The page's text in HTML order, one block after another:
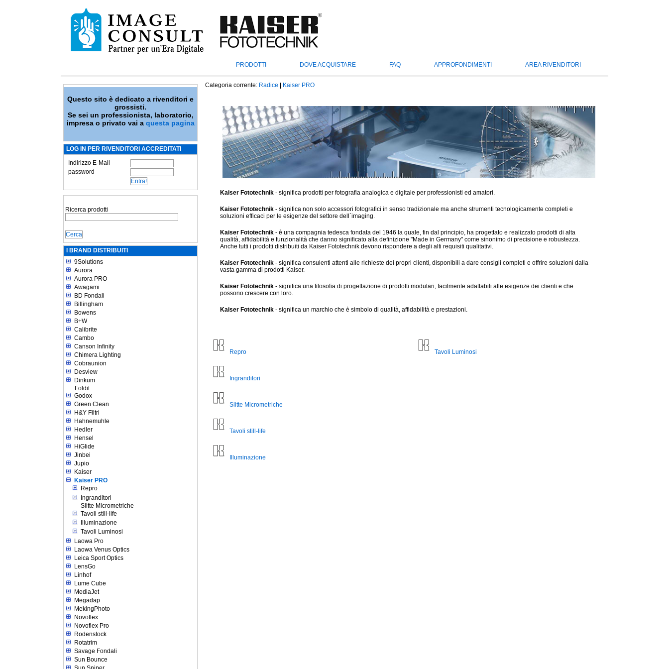
PRODOTTI DOVE ACQUISTARE FAQ APPROFONDIMENTI AREA RIVENDITORI
Questo sito è dedicato a rivenditori e
grossisti.
Se sei un professionista, laboratorio,
impresa o privato vai a questa pagina
LOG IN PER RIVENDITORI ACCREDITATI
Indirizzo E-Mail
password
Ricerca prodotti
I BRAND DISTRIBUITI
9Solutions
Aurora
Aurora PRO
Awagami
BD Fondali
Billingham
Bowens
B+W
Calibrite
Cambo
Canson Infinity
Chimera Lighting
Cobraunion
Desview
Dinkum
Foldit
Godox
Green Clean
H&Y Filtri
Hahnemuhle
Hedler
Hensel
HiGlide
Jinbei
Jupio
Kaiser
Kaiser PRO
Repro
Ingranditori
Slitte Micrometriche
Tavoli still-life
Illuminazione
Tavoli Luminosi
Laowa Pro
Laowa Venus Optics
Leica Sport Optics
LensGo
Linhof
Lume Cube
MediaJet
Megadap
MekingPhoto
Novoflex
Novoflex Pro
Rodenstock
Rotatrim
Savage Fondali
Sun Bounce
Categoria corrente: Radice Kaiser PRO
Kaiser Fototechnik - significa prodotti per fotografia analogica e digitale per professionisti ed amatori.
Kaiser Fototechnik - significa non solo accessori fotografici in senso tradizionale ma anche strumenti tecnologicamente completi e
soluzioni efficaci per le esigenze del settore dell`imaging.
Kaiser Fototechnik - è una compagnia tedesca fondata del 1946 la quale, fin dal principio, ha progettato e realizzato prodotti di alta
qualità, affidabilità e funzionalità che danno significato alla definizione "Made in Germany" come sinonimo di precisione e robustezza.
Anche tutti i prodotti distribuiti da Kaiser Fototechnik devono rispondere a degli alti requisiti qualitativi.
Kaiser Fototechnik - significa consulenti attenti alle richieste dei propri clienti, disponibili a dare consigli completi e offrire soluzioni dalla
vasta gamma di prodotti Kaiser.
Kaiser Fototechnik - significa una filosofia di progettazione di prodotti modulari, facilmente adattabili alle esigenze dei clienti e che
possono crescere con loro.
Kaiser Fototechnik - significa un marchio che è simbolo di qualità, affidabilità e prestazioni.
Repro Tavoli Luminosi
Ingranditori
Slitte Micrometriche
Tavoli still-life
Illuminazione